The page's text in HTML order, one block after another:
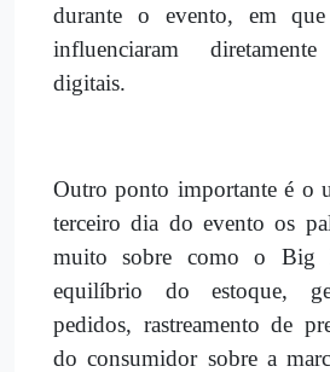
durante o evento, em
influenciaram
digitais.
Outro ponto importante é o
terceiro dia do evento os
muito sobre como o Big
equilíbrio do estoque,
pedidos, rastreamento de
do consumidor sobre a